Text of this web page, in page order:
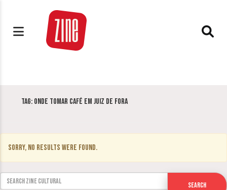
Tag: Onde tomar café em Juiz de Fora
Sorry, no results were found.
Search for:
Search